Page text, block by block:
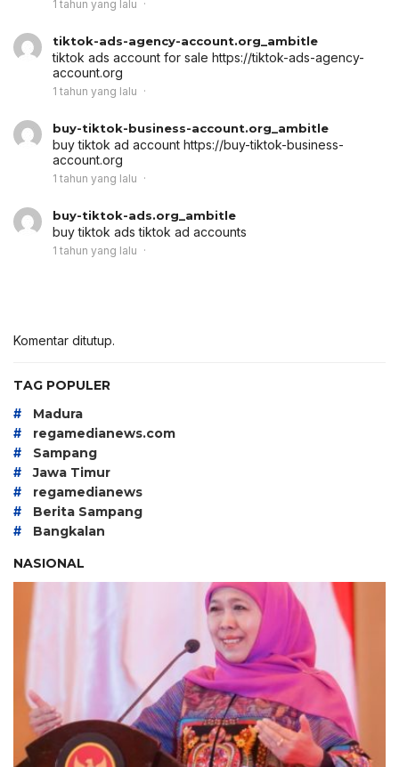
1 tahun yang lalu
tiktok-ads-agency-account.org_ambitle
tiktok ads account for sale https://tiktok-ads-agency-
account.org
1 tahun yang lalu
buy-tiktok-business-account.org_ambitle
buy tiktok ad account https://buy-tiktok-business-
account.org
1 tahun yang lalu
buy-tiktok-ads.org_ambitle
buy tiktok adstiktok ad accounts
1 tahun yang lalu
Komentar ditutup.
TAG POPULER
# Madura
# regamedianews.com
# Sampang
# Jawa Timur
# regamedianews
# Berita Sampang
#
Bangkalan
NASIONAL